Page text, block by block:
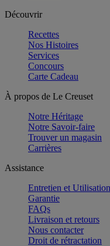
Découvrir
Recettes
Nos Histoires
Services
Concours
Carte Cadeau
À propos de Le Creuset
Notre Héritage
Notre Savoir-faire
Trouver un magasin
Carrières
Assistance
Entretien et Utilisation
Garantie
FAQs
Livraison et retours
Nous contacter
Droit de rétractation